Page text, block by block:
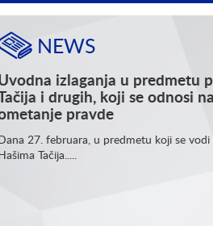
NEWS
izlaganja u predmetu
i drugih, koji se odnosi
pravde
27. februara, u predmetu koji se
Tačija.....